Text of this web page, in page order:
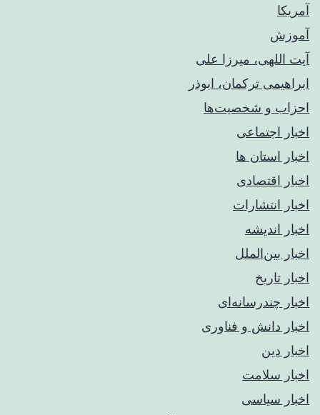
آمریکا
آموزش
آیت اللهی، میرزا علی
ابراهیمی ترکمان، ابوذر
احزاب و شخصیت‌ها
اخبار اجتماعی
اخبار استان ها
اخبار اقتصادی
اخبار انتشارات
اخبار اندیشه
اخبار بین‌الملل
اخبار تاریخ
اخبار چندرسانه‌ای
اخبار دانش و فناوری
اخبار دین
اخبار سلامت
اخبار سیاسی